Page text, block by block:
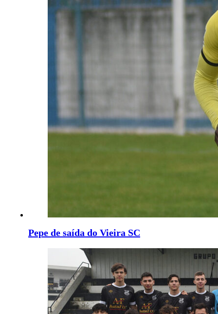
Pepe de saída do Vieira SC